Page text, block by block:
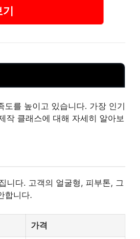
를 높이고 있습니다. 가장 인기
작 클래스에 대해 자세히 알아보
니다. 고객의 얼굴형, 피부톤, 그
합니다.
가격